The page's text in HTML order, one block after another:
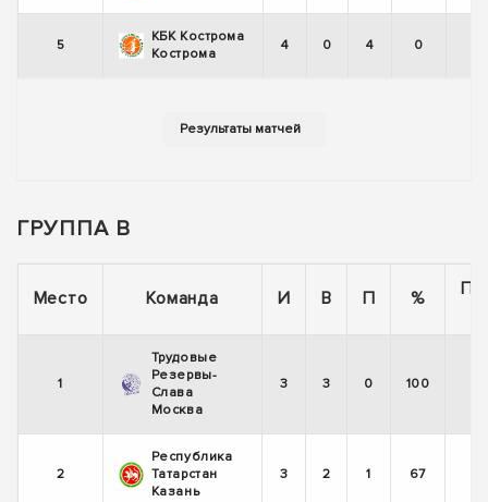
5
КБК Кострома
Кострома
4 0 4 0
ГРУППА B
Место Команда И В П %
1
Трудовые
Резервы-
Слава
Москва
3 3 0 100
2
Республика
Татарстан
Казань
3 2 1 67